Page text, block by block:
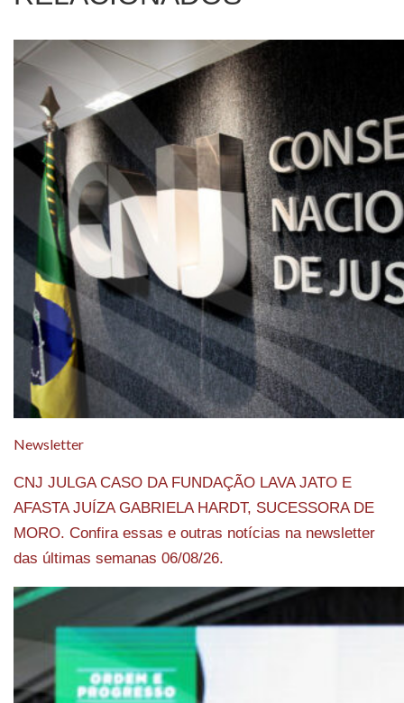
Newsletter
CNJ JULGA CASO DA FUNDAÇÃO LAVA JATO E
AFASTA JUÍZA GABRIELA HARDT, SUCESSORA DE
MORO. Confira essas e outras notícias na newsletter
das últimas semanas 06/08/26.